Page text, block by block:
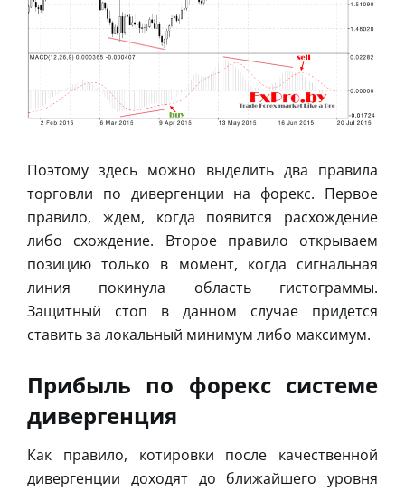
Поэтому здесь можно выделить два правила
торговли по дивергенции на форекс. Первое
правило, ждем, когда появится расхождение
либо схождение. Второе правило открываем
позицию только в момент, когда сигнальная
линия покинула область гистограммы.
Защитный стоп в данном случае придется
ставить за локальный минимум либо максимум.
Прибыль по форекс системе
дивергенция
Как правило, котировки после качественной
дивергенции доходят до ближайшего уровня